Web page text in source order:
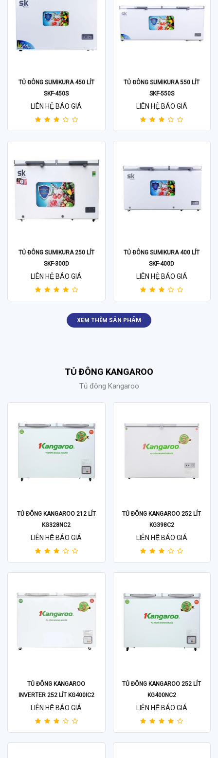
TỦ ĐÔNG SUMIKURA 450 LÍT
SKF-450S
LIÊN HỆ BÁO GIÁ
TỦ ĐÔNG SUMIKURA 550 LÍT
SKF-550S
LIÊN HỆ BÁO GIÁ
TỦ ĐÔNG SUMIKURA 250 LÍT
SKF-300D
LIÊN HỆ BÁO GIÁ
TỦ ĐÔNG SUMIKURA 400 LÍT
SKF-400D
LIÊN HỆ BÁO GIÁ
XEM THÊM SẢN PHẨM
TỦ ĐÔNG KANGAROO
Tủ đông Kangaroo
TỦ ĐÔNG KANGAROO 212 LÍT
KG328NC2
LIÊN HỆ BÁO GIÁ
TỦ ĐÔNG KANGAROO 252 LÍT
KG398C2
LIÊN HỆ BÁO GIÁ
TỦ ĐÔNG KANGAROO
INVERTER 252 LÍT KG400IC2
LIÊN HỆ BÁO GIÁ
TỦ ĐÔNG KANGAROO 252 LÍT
KG400NC2
LIÊN HỆ BÁO GIÁ